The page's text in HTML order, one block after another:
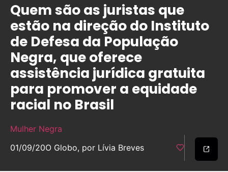
Quem são as juristas que
estão na direção do Instituto
de Defesa da População
Negra, que oferece
assistência jurídica gratuita
para promover a equidade
racial no Brasil
Mulher Negra
01/09/20O Globo, por Lívia Breves